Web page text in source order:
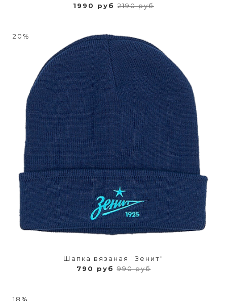
1990 руб 2190 руб
20%
Шапка вязаная "Зенит"
790 руб990 руб
18%